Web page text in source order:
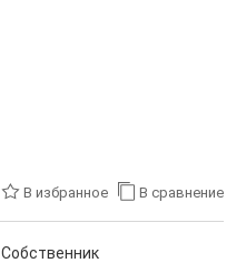
В избранное В сравнение
Собственник